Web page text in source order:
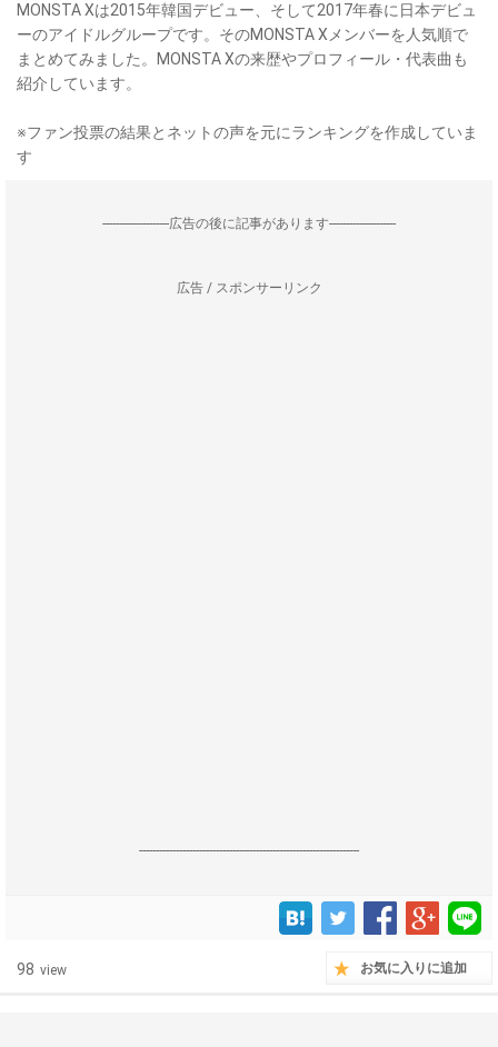
MONSTA Xは2015年韓国デビュー、そして2017年春に日本デビュ
ーのアイドルグループです。そのMONSTA Xメンバーを人気順で
まとめてみました。MONSTA Xの来歴やプロフィール・代表曲も
紹介しています。
※ファン投票の結果とネットの声を元にランキングを作成していま
す
--------------------広告の後に記事があります--------------------
広告 / スポンサーリンク
------------------------------------------------------------------
98 view お気に入りに追加